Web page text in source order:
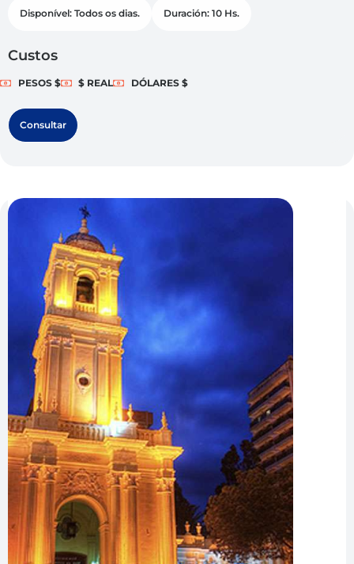
Disponível: Todos os dias. Duración: 10 Hs.
Custos
PESOS $ $ REAL DÓLARES $
Consultar